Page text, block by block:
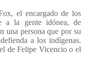
el encargado de los
a la gente idónea, de
una persona que por su
a los indígenas.
de Felipe Vicencio o el